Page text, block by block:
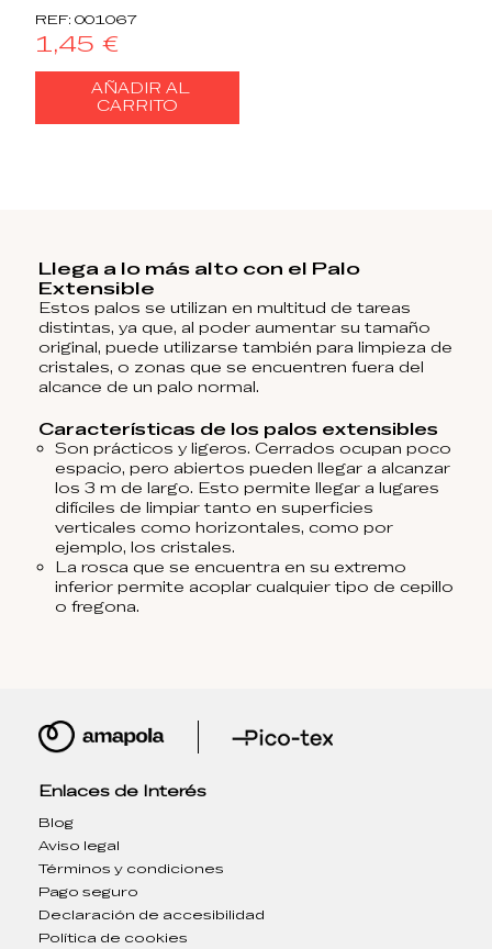
REF: 001067
1,45 €
AÑADIR AL
CARRITO
Llega a lo más alto con el Palo
Extensible
Estos palos se utilizan en multitud de tareas
distintas, ya que, al poder aumentar su tamaño
original, puede utilizarse también para limpieza de
cristales, o zonas que se encuentren fuera del
alcance de un palo normal.
Características de los palos extensibles
Son prácticos y ligeros. Cerrados ocupan poco
espacio, pero abiertos pueden llegar a alcanzar
los 3 m de largo. Esto permite llegar a lugares
difíciles de limpiar tanto en superficies
verticales como horizontales, como por
ejemplo, los cristales.
La rosca que se encuentra en su extremo
inferior permite acoplar cualquier tipo de cepillo
o fregona.
Enlaces de Interés
Blog
Aviso legal
Términos y condiciones
Pago seguro
Declaración de accesibilidad
Política de cookies